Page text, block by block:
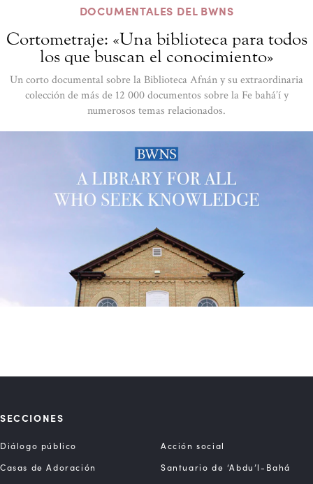
DOCUMENTALES DEL BWNS
Cortometraje: «Una biblioteca para todos
los que buscan el conocimiento»
Un corto documental sobre la Biblioteca Afnán y su extraordinaria
colección de más de 12 000 documentos sobre la Fe bahá’í y
numerosos temas relacionados.
SECCIONES
Diálogo público
Acción social
Casas de Adoración
Santuario de ‘Abdu’l-Bahá